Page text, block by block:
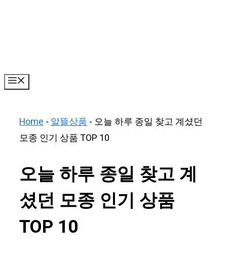
Home-알뜰상품- 오늘 하루 종일 찾고 계셨던
모종 인기 상품 TOP 10
오늘 하루 종일 찾고 계
셨던 모종 인기 상품
TOP 10